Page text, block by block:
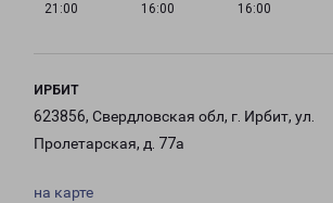
21:00
16:00
16:00
ИРБИТ
623856, Свердловская обл, г. Ирбит, ул.
Пролетарская, д. 77а
на карте